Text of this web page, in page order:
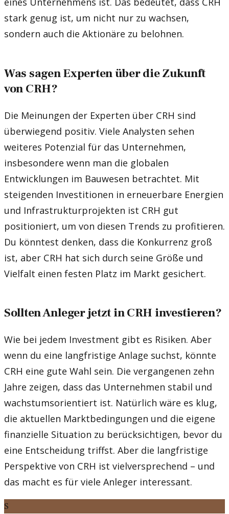
stark genug ist, um nicht nur zu wachsen,
sondern auch die Aktionäre zu belohnen.
Was sagen Experten über die Zukunft
von CRH?
Die Meinungen der Experten über CRH sind
überwiegend positiv. Viele Analysten sehen
weiteres Potenzial für das Unternehmen,
insbesondere wenn man die globalen
Entwicklungen im Bauwesen betrachtet. Mit
steigenden Investitionen in erneuerbare Energien
und Infrastrukturprojekten ist CRH gut
positioniert, um von diesen Trends zu profitieren.
Du könntest denken, dass die Konkurrenz groß
ist, aber CRH hat sich durch seine Größe und
Vielfalt einen festen Platz im Markt gesichert.
Sollten Anleger jetzt in CRH investieren?
Wie bei jedem Investment gibt es Risiken. Aber
wenn du eine langfristige Anlage suchst, könnte
CRH eine gute Wahl sein. Die vergangenen zehn
Jahre zeigen, dass das Unternehmen stabil und
wachstumsorientiert ist. Natürlich wäre es klug,
die aktuellen Marktbedingungen und die eigene
finanzielle Situation zu berücksichtigen, bevor du
eine Entscheidung triffst. Aber die langfristige
Perspektive von CRH ist vielversprechend – und
das macht es für viele Anleger interessant.
S